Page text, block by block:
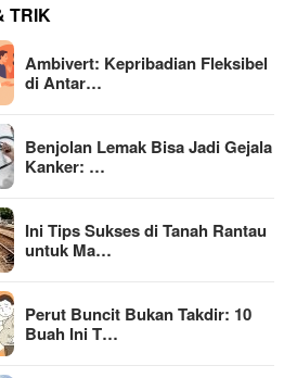
TRIK
Ambivert: Kepribadian Fleksibel
di Antar…
Benjolan Lemak Bisa Jadi Gejala
Kanker: …
Ini Tips Sukses di Tanah Rantau
untuk Ma…
Perut Buncit Bukan Takdir: 10
Buah Ini T…